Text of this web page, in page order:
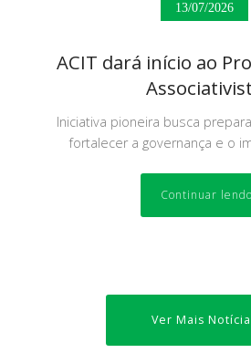
13/07/2026
ACIT dará início ao
Iniciativa pioneira busca
fortalecer a governança e o
Continuar lendo
Ver Mais